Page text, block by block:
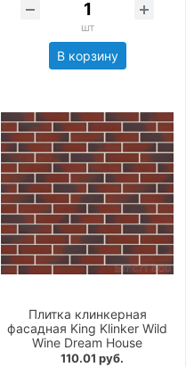
шт
В корзину
Плитка клинкерная
фасадная King Klinker Wild
Wine Dream House
110.01 руб.